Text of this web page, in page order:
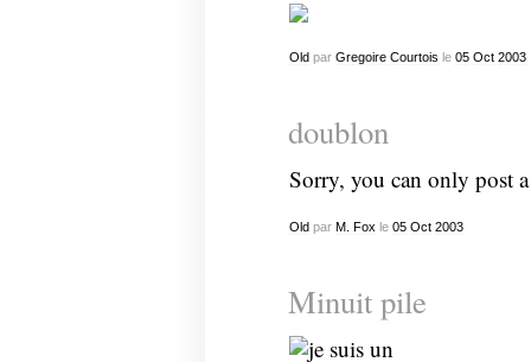
Oldpar Gregoire Courtois le 05 Oct 2003
doublon
Sorry, you can only post
Oldpar M. Fox le 05 Oct 2003
Minuit pile